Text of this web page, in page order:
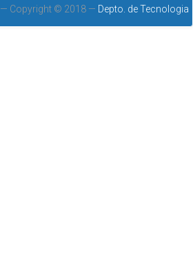
— Copyright © 2018 — Depto. de Tecnologia